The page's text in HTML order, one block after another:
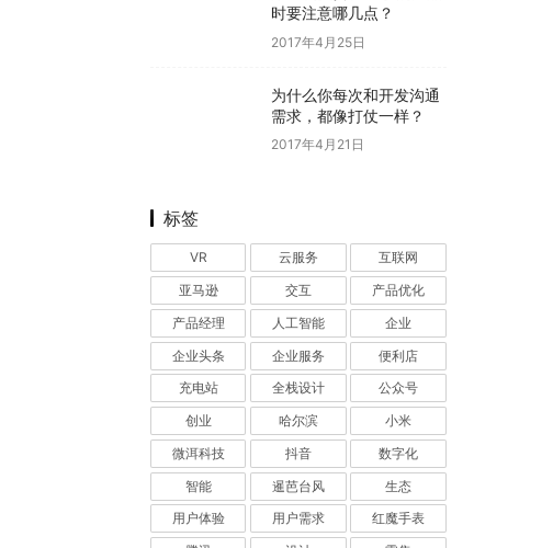
时要注意哪几点？
2017年4月25日
为什么你每次和开发沟通
需求，都像打仗一样？
2017年4月21日
标签
VR 云服务
互联网
亚马逊
交互
产品优化
产品经理
人工智能
企业
企业头条
企业服务
便利店
充电站
全栈设计
公众号
创业
哈尔滨
小米
微洱科技
抖音
数字化
智能
暹芭台风
生态
用户体验
用户需求
红魔手表